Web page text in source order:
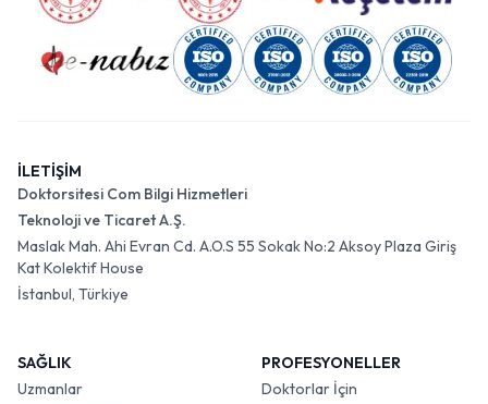
İLETİŞİM
Doktorsitesi Com Bilgi Hizmetleri
Teknoloji ve Ticaret A.Ş.
Maslak Mah. Ahi Evran Cd. A.O.S 55 Sokak No:2 Aksoy Plaza Giriş
Kat Kolektif House
İstanbul, Türkiye
SAĞLIK
Uzmanlar
PROFESYONELLER
Doktorlar İçin